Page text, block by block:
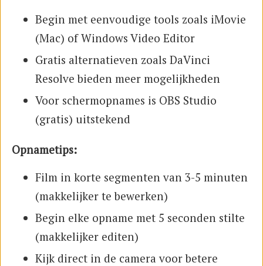
Begin met eenvoudige tools zoals iMovie
(Mac) of Windows Video Editor
Gratis alternatieven zoals DaVinci
Resolve bieden meer mogelijkheden
Voor schermopnames is OBS Studio
(gratis) uitstekend
Opnametips:
Film in korte segmenten van 3-5 minuten
(makkelijker te bewerken)
Begin elke opname met 5 seconden stilte
(makkelijker editen)
Kijk direct in de camera voor betere